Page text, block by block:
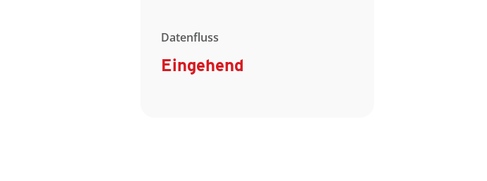
Datenfluss
Eingehend